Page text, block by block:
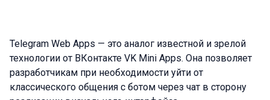
Telegram Web Apps — это аналог известной и зрелой
технологии от ВКонтакте VK Mini Apps. Она позволяет
разработчикам при необходимости уйти от
классического общения с ботом через чат в сторону